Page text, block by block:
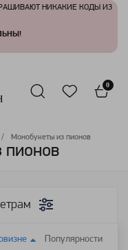
НИКАКИЕ КОДЫ ИЗ
0
Монобукеты из пионов
пионов
Популярности